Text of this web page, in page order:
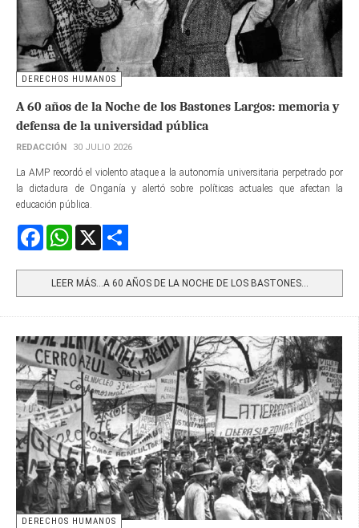
DERECHOS HUMANOS
A 60 años de la Noche de los Bastones Largos: memoria y
defensa de la universidad pública
REDACCIÓN 30 JULIO 2026
La AMP recordó el violento ataque a la autonomía universitaria perpetrado por
la dictadura de Onganía y alertó sobre políticas actuales que afectan la
educación pública.
FacebookWhatsApp
LEER MÁS…A 60 AÑOS DE LA NOCHE DE LOS BASTONES...
DERECHOS HUMANOS